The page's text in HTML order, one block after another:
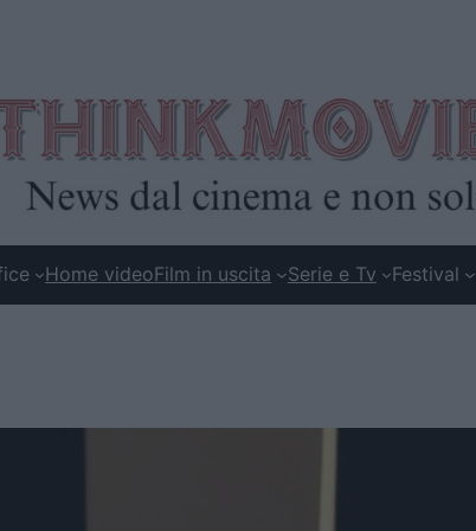
Home videoFilm in uscita Serie e Tv Festival